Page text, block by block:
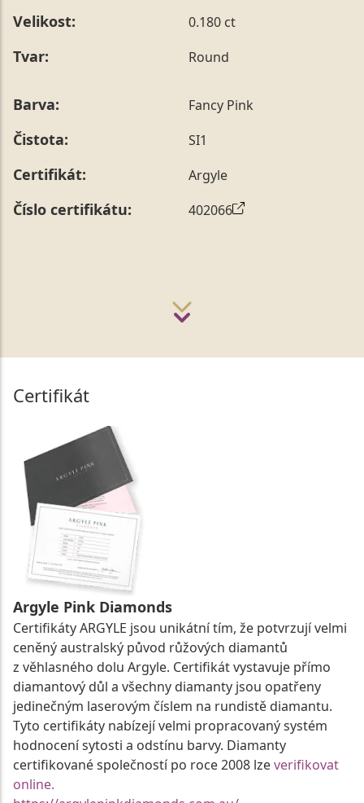
Velikost: 0.180 ct
Tvar: Round
Barva: Fancy Pink
Čistota: SI1
Certifikát: Argyle
Číslo certifikátu: 402066
Certifikát
Argyle Pink Diamonds
Certifikáty ARGYLE jsou unikátní tím, že potvrzují velmi
ceněný australský původ růžových diamantů
z věhlasného dolu Argyle. Certifikát vystavuje přímo
diamantový důl a všechny diamanty jsou opatřeny
jedinečným laserovým číslem na rundistě diamantu.
Tyto certifikáty nabízejí velmi propracovaný systém
hodnocení sytosti a odstínu barvy. Diamanty
certifikované společností po roce 2008 lzeverifikovat
online.